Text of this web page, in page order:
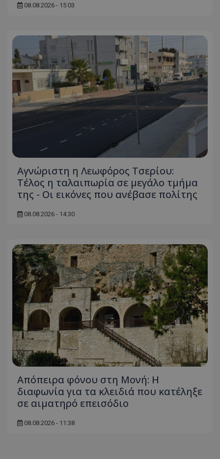
08.08.2026 - 15:03
Αγνώριστη η Λεωφόρος Τσερίου:
Τέλος η ταλαιπωρία σε μεγάλο τμήμα
της - Οι εικόνες που ανέβασε πολίτης
08.08.2026 - 14:30
Απόπειρα φόνου στη Μονή: Η
διαφωνία για τα κλειδιά που κατέληξε
σε αιματηρό επεισόδιο
08.08.2026 - 11:38
του
ποιες
έχουν
_ga_J7RS52TMNC
.tothemaonline.com
1 χρόνος 1
μήνας
Αυτό